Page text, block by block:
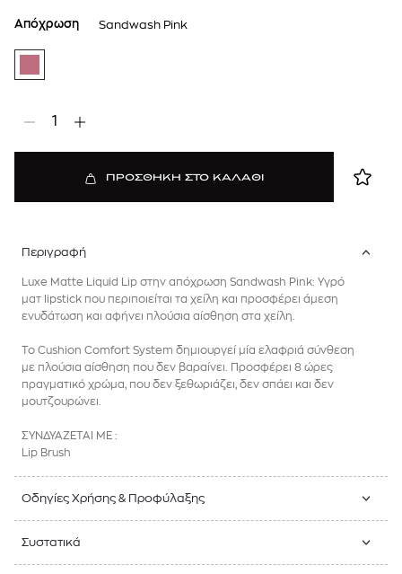
Απόχρωση Sandwash Pink
1
ΠΡΟΣΘΗΚΗ ΣΤΟ ΚΑΛΑΘΙ
Περιγραφή
Luxe Matte Liquid Lip στην απόχρωση Sandwash Pink: Υγρό
ματ lipstick που περιποιείται τα χείλη και προσφέρει άμεση
ενυδάτωση και αφήνει πλούσια αίσθηση στα χείλη.
Το Cushion Comfort System δημιουργεί μία ελαφριά σύνθεση
με πλούσια αίσθηση που δεν βαραίνει. Προσφέρει 8 ώρες
πραγματικό χρώμα, που δεν ξεθωριάζει, δεν σπάει και δεν
μουτζουρώνει.
ΣΥΝΔΥΑΖΕΤΑΙ ΜΕ :
Lip Brush
Οδηγίες Χρήσης & Προφύλαξης
Συστατικά